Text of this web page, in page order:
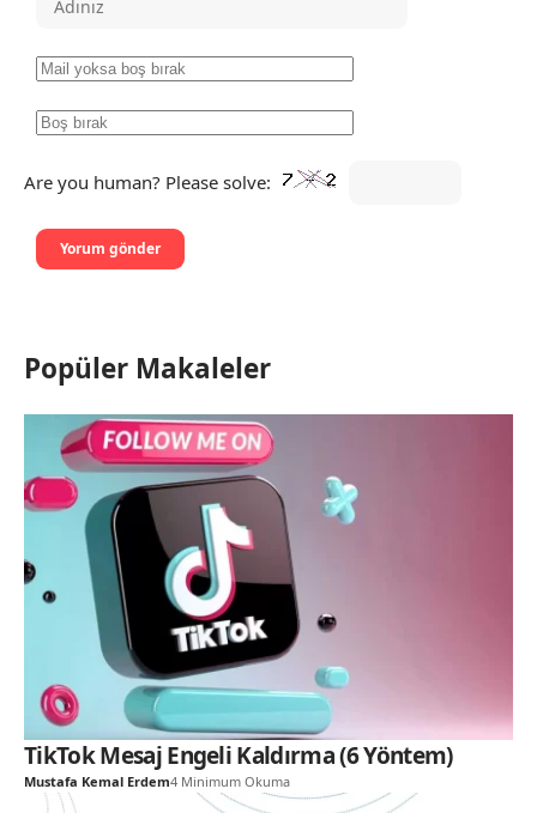
Are you human? Please solve:
Popüler Makaleler
TikTok Mesaj Engeli Kaldırma (6 Yöntem)
Mustafa Kemal Erdem4 Minimum Okuma